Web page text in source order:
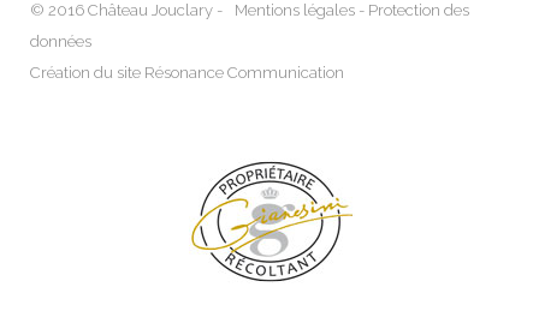
© 2016 Château Jouclary - Mentions légales - Protection des
données
Création du site Résonance Communication